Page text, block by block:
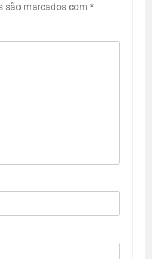
são marcados com *